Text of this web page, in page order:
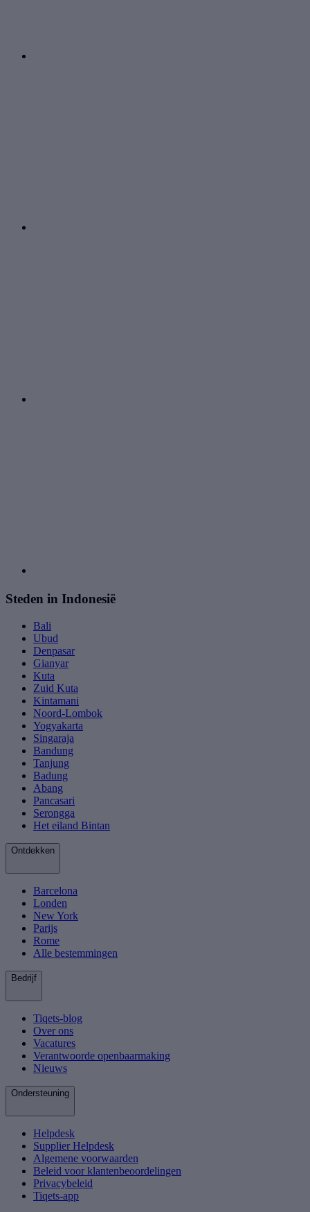
Steden in Indonesië
Bali
Ubud
Denpasar
Gianyar
Kuta
Zuid Kuta
Kintamani
Noord-Lombok
Yogyakarta
Singaraja
Bandung
Tanjung
Badung
Abang
Pancasari
Serongga
Het eiland Bintan
Ontdekken
Barcelona
Londen
New York
Parijs
Rome
Alle bestemmingen
Bedrijf
Tiqets-blog
Over ons
Vacatures
Verantwoorde openbaarmaking
Nieuws
Ondersteuning
Helpdesk
Supplier Helpdesk
Algemene voorwaarden
Beleid voor klantenbeoordelingen
Privacybeleid
Tiqets-app